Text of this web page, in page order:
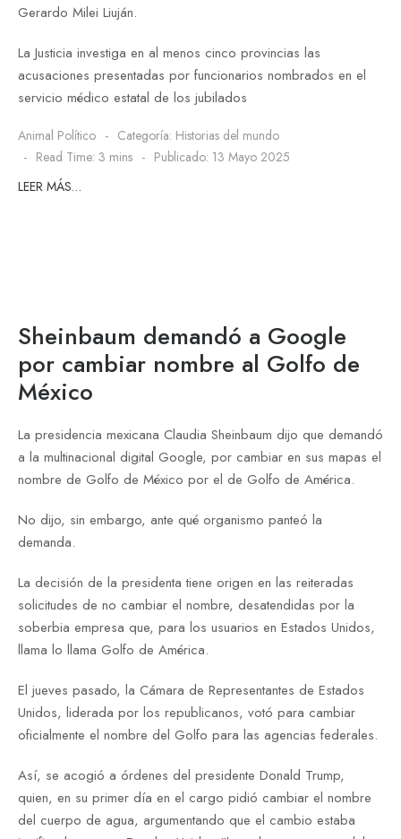
Gerardo Milei Liuján.
La Justicia investiga en al menos cinco provincias las
acusaciones presentadas por funcionarios nombrados en el
servicio médico estatal de los jubilados
Animal Político Categoría: Historias del mundo
Read Time: 3 mins
Publicado: 13 Mayo 2025
LEER MÁS…
Sheinbaum demandó a Google
por cambiar nombre al Golfo de
México
La presidencia mexicana Claudia Sheinbaum dijo que demandó
a la multinacional digital Google, por cambiar en sus mapas el
nombre de Golfo de México por el de Golfo de América.
No dijo, sin embargo, ante qué organismo panteó la
demanda.
La decisión de la presidenta tiene origen en las reiteradas
solicitudes de no cambiar el nombre, desatendidas por la
soberbia empresa que, para los usuarios en Estados Unidos,
llama lo llama Golfo de América.
El jueves pasado, la Cámara de Representantes de Estados
Unidos, liderada por los republicanos, votó para cambiar
oficialmente el nombre del Golfo para las agencias federales.
Así, se acogió a órdenes del presidente Donald Trump,
quien, en su primer día en el cargo pidió cambiar el nombre
del cuerpo de agua, argumentando que el cambio estaba